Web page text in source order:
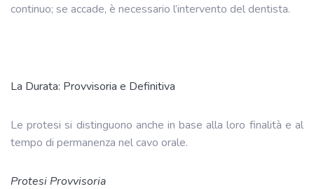
continuo; se accade, è necessario l’intervento del dentista.
La Durata: Provvisoria e Definitiva
Le protesi si distinguono anche in base alla loro finalità e al
tempo di permanenza nel cavo orale.
Protesi Provvisoria